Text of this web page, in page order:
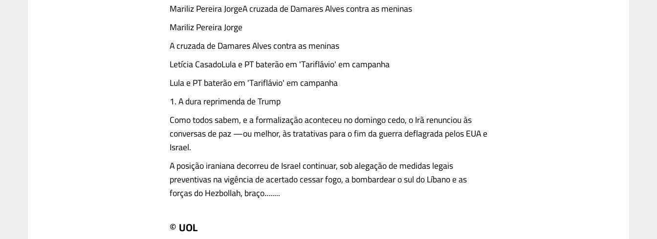
Mariliz Pereira JorgeA cruzada de Damares Alves contra as meninas
Mariliz Pereira Jorge
A cruzada de Damares Alves contra as meninas
Letícia CasadoLula e PT baterão em 'Tariflávio' em campanha
Lula e PT baterão em 'Tariflávio' em campanha
1. A dura reprimenda de Trump
Como todos sabem, e a formalização aconteceu no domingo cedo, o Irã renunciou às
conversas de paz —ou melhor, às tratativas para o fim da guerra deflagrada pelos EUA e
Israel.
A posição iraniana decorreu de Israel continuar, sob alegação de medidas legais
preventivas na vigência de acertado cessar fogo, a bombardear o sul do Líbano e as
forças do Hezbollah, braço........
© UOL